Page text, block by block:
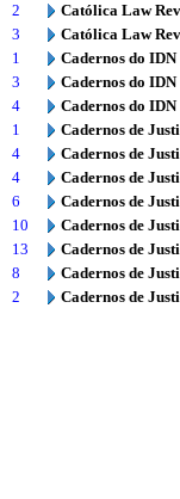
2
Católica Law
3
Católica Law
1
Cadernos do IDN
3
Cadernos do IDN
4
Cadernos do IDN
1
Cadernos de
4
Cadernos de
4
Cadernos de
6
Cadernos de
10
Cadernos de
13
Cadernos de
8
Cadernos de
2
Cadernos de